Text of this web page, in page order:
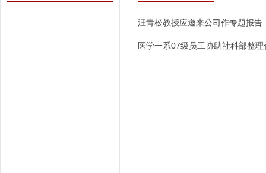
汪青松教授应邀来公司作专题报告
医学一系07级员工协助社科部整理